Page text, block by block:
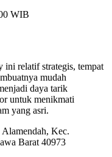
WIB
relatif strategis, tempat
mudah
daya tarik
untuk menikmati
yang asri.
Kec.
Barat 40973